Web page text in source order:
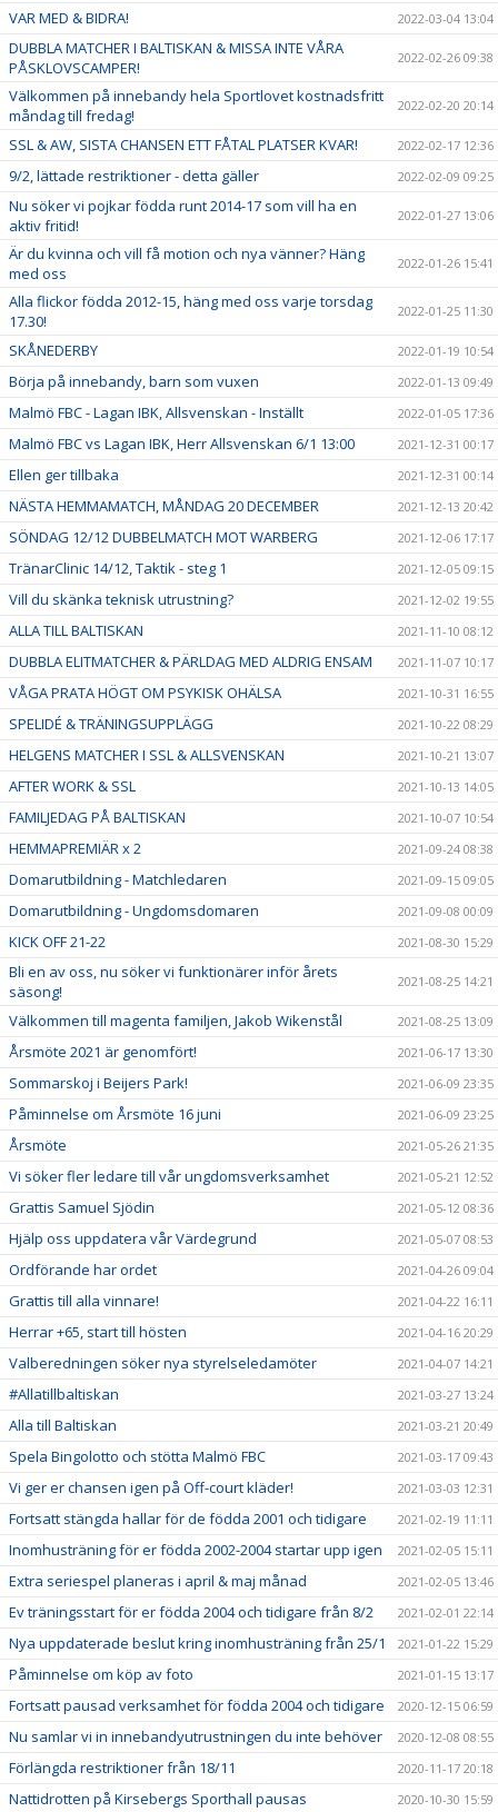
VAR MED & BIDRA! 2022-03-04 13:04
DUBBLA MATCHER I BALTISKAN & MISSA INTE VÅRA
PÅSKLOVSCAMPER!
2022-02-26 09:38
Välkommen på innebandy hela Sportlovet kostnadsfritt
måndag till fredag!
2022-02-20 20:14
SSL & AW, SISTA CHANSEN ETT FÅTAL PLATSER KVAR! 2022-02-17 12:36
9/2, lättade restriktioner - detta gäller 2022-02-09 09:25
Nu söker vi pojkar födda runt 2014-17 som vill ha en
aktiv fritid!
2022-01-27 13:06
Är du kvinna och vill få motion och nya vänner? Häng
med oss
2022-01-26 15:41
Alla flickor födda 2012-15, häng med oss varje torsdag
17.30!
2022-01-25 11:30
SKÅNEDERBY 2022-01-19 10:54
Börja på innebandy, barn som vuxen 2022-01-13 09:49
Malmö FBC - Lagan IBK, Allsvenskan - Inställt 2022-01-05 17:36
Malmö FBC vs Lagan IBK, Herr Allsvenskan 6/1 13:00 2021-12-31 00:17
Ellen ger tillbaka 2021-12-31 00:14
NÄSTA HEMMAMATCH, MÅNDAG 20 DECEMBER 2021-12-13 20:42
SÖNDAG 12/12 DUBBELMATCH MOT WARBERG 2021-12-06 17:17
TränarClinic 14/12, Taktik - steg 1 2021-12-05 09:15
Vill du skänka teknisk utrustning? 2021-12-02 19:55
ALLA TILL BALTISKAN 2021-11-10 08:12
DUBBLA ELITMATCHER & PÄRLDAG MED ALDRIG ENSAM 2021-11-07 10:17
VÅGA PRATA HÖGT OM PSYKISK OHÄLSA 2021-10-31 16:55
SPELIDÉ & TRÄNINGSUPPLÄGG 2021-10-22 08:29
HELGENS MATCHER I SSL & ALLSVENSKAN 2021-10-21 13:07
AFTER WORK & SSL 2021-10-13 14:05
FAMILJEDAG PÅ BALTISKAN 2021-10-07 10:54
HEMMAPREMIÄR x 2 2021-09-24 08:38
Domarutbildning - Matchledaren 2021-09-15 09:05
Domarutbildning - Ungdomsdomaren 2021-09-08 00:09
KICK OFF 21-22 2021-08-30 15:29
Bli en av oss, nu söker vi funktionärer inför årets
säsong!
2021-08-25 14:21
Välkommen till magenta familjen, Jakob Wikenstål 2021-08-25 13:09
Årsmöte 2021 är genomfört! 2021-06-17 13:30
Sommarskoj i Beijers Park! 2021-06-09 23:35
Påminnelse om Årsmöte 16 juni 2021-06-09 23:25
Årsmöte 2021-05-26 21:35
Vi söker fler ledare till vår ungdomsverksamhet 2021-05-21 12:52
Grattis Samuel Sjödin 2021-05-12 08:36
Hjälp oss uppdatera vår Värdegrund 2021-05-07 08:53
Ordförande har ordet 2021-04-26 09:04
Grattis till alla vinnare! 2021-04-22 16:11
Herrar +65, start till hösten 2021-04-16 20:29
Valberedningen söker nya styrelseledamöter 2021-04-07 14:21
#Allatillbaltiskan 2021-03-27 13:24
Alla till Baltiskan 2021-03-21 20:49
Spela Bingolotto och stötta Malmö FBC 2021-03-17 09:43
Vi ger er chansen igen på Off-court kläder! 2021-03-03 12:31
Fortsatt stängda hallar för de födda 2001 och tidigare 2021-02-19 11:11
Inomhusträning för er födda 2002-2004 startar upp igen 2021-02-05 15:11
Extra seriespel planeras i april & maj månad 2021-02-05 13:46
Ev träningsstart för er födda 2004 och tidigare från 8/2 2021-02-01 22:14
Nya uppdaterade beslut kring inomhusträning från 25/1 2021-01-22 15:29
Påminnelse om köp av foto 2021-01-15 13:17
Fortsatt pausad verksamhet för födda 2004 och tidigare 2020-12-15 06:59
Nu samlar vi in innebandyutrustningen du inte behöver 2020-12-08 08:55
Förlängda restriktioner från 18/11 2020-11-17 20:18
Nattidrotten på Kirsebergs Sporthall pausas 2020-10-30 15:59